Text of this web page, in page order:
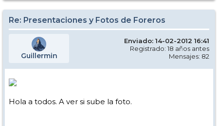
Re: Presentaciones y Fotos de Foreros
Guillermin
Enviado: 14-02-2012 16:41
Registrado: 18 años antes
Mensajes: 82
Hola a todos. A ver si sube la foto.